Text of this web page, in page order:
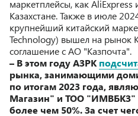
маркетплейсы, как
Казахстане. Также в июле
крупнейший китайский
Technology) вышел на рынок
соглашение с АО "Казпочта".
– В этом году АЗРК
рынка, занимающими
по итогам 2023 года,
Магазин" и ТОО "ИМВБКЗ"
более чем 50%. За счет